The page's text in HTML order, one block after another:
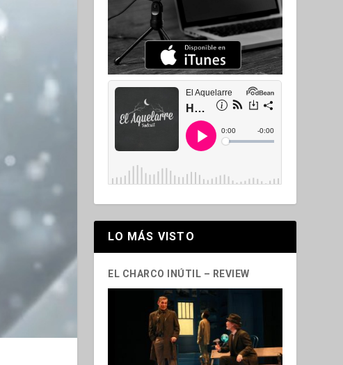
LO MÁS VISTO
EL CHARCO INÚTIL – REVIEW